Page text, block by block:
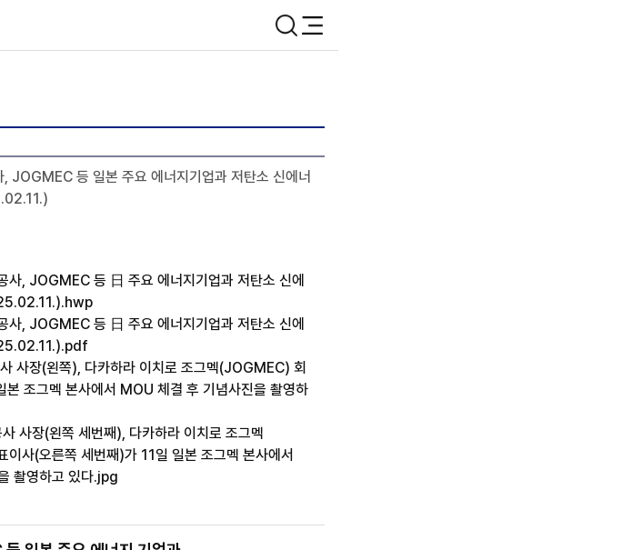
검색 메뉴
JOGMEC 등 일본 주요 에너지기업과 저탄소 신에너
사, JOGMEC 등 日 주요 에너지기업과 저탄소 신에
사, JOGMEC 등 日 주요 에너지기업과 저탄소 신에
사장(왼쪽), 다카하라 이치로 조그멕(JOGMEC) 회
본 조그멕 본사에서 MOU 체결 후 기념사진을 촬영하
사장(왼쪽 세번째), 다카하라 이치로 조그멕
사(오른쪽 세번째)가 11일 일본 조그멕 본사에서
촬영하고 있다.jpg